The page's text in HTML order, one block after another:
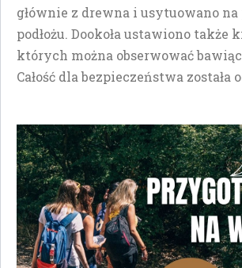
głównie z drewna i usytuowano
podłożu. Dookoła ustawiono także
których można obserwować
Całość dla bezpieczeństwa została